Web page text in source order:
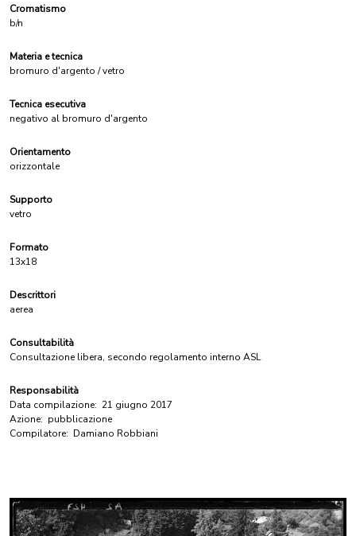
Cromatismo
b/n
Materia e tecnica
bromuro d'argento / vetro
Tecnica esecutiva
negativo al bromuro d'argento
Orientamento
orizzontale
Supporto
vetro
Formato
13x18
Descrittori
aerea
Consultabilità
Consultazione libera, secondo regolamento interno ASL
Responsabilità
Data compilazione: 21 giugno 2017
Azione: pubblicazione
Compilatore: Damiano Robbiani